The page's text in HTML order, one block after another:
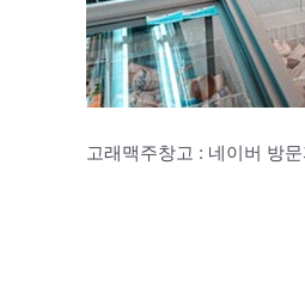
고래맥주창고 : 네이버 방